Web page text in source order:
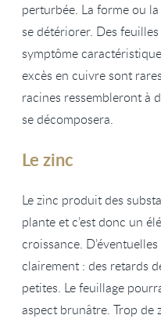
perturbée. La forme ou
se détériorer. Des
symptôme
excès en cuivre sont
racines ressembleront à
se décomposera.
Le zinc
Le zinc produit des
plante et c’est donc un
croissance.
clairement : des retards
petites. Le feuillage
aspect brunâtre. Trop de